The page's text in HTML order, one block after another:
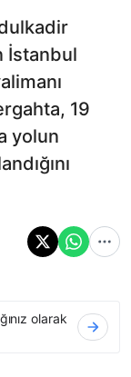
İstanbul
19
yolun
olarak